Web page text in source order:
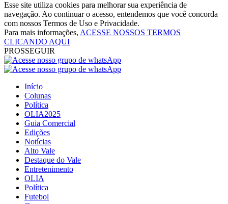
Esse site utiliza cookies para melhorar sua experiência de
navegação. Ao continuar o acesso, entendemos que você concorda
com nossos Termos de Uso e Privacidade.
Para mais informações, ACESSE NOSSOS TERMOS
CLICANDO AQUI
PROSSEGUIR
Início
Colunas
Política
OLIA2025
Guia Comercial
Edições
Notícias
Alto Vale
Destaque do Vale
Entretenimento
OLIA
Política
Futebol